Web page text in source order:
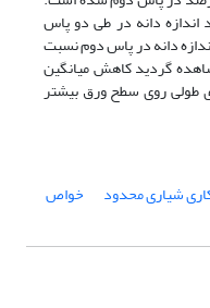
اندازه دانه در طی دو پاس
دانه در پاس دوم نسبت
گردید کاهش میانگین
طولی روی سطح ورق بیشتر
شیاری محدود خواص